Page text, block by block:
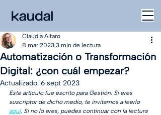
Automatización o Transformación
Digital: ¿con cuál empezar?
Claudia Alfaro
8 mar 2023 3 min de lectura
Actualizado: 6 sept 2023
Este artículo fue escrito para Gestión. Si eres
suscriptor de dicho medio, te invitamos a leerlo
aquí. Si no lo eres, puedes continuar con la lectura